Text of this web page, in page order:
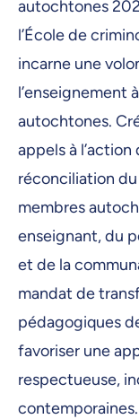
autochtones
l’École de
incarne une
l’enseignement
autochtones.
appels à
réconciliation
membres
enseignant, du
et de la
mandat de
pédagogiques
favoriser une
respectueuse,